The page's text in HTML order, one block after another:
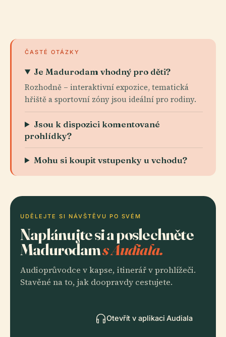
ČASTÉ OTÁZKY
Je Madurodam vhodný pro děti?
Rozhodně – interaktivní expozice, tematická
hřiště a sportovní zóny jsou ideální pro rodiny.
Jsou k dispozici komentované
prohlídky?
Mohu si koupit vstupenky u vchodu?
UDĚLEJTE SI NÁVŠTĚVU PO SVÉM
Naplánujte si a poslechněte
Madurodams Audiala.
Audioprůvodce v kapse, itinerář v prohlížeči.
Stavěné na to, jak doopravdy cestujete.
Otevřít v aplikaci Audiala